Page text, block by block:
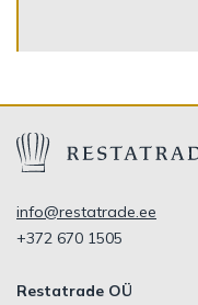
info@restatrade.ee
+372 670 1505
Restatrade OÜ